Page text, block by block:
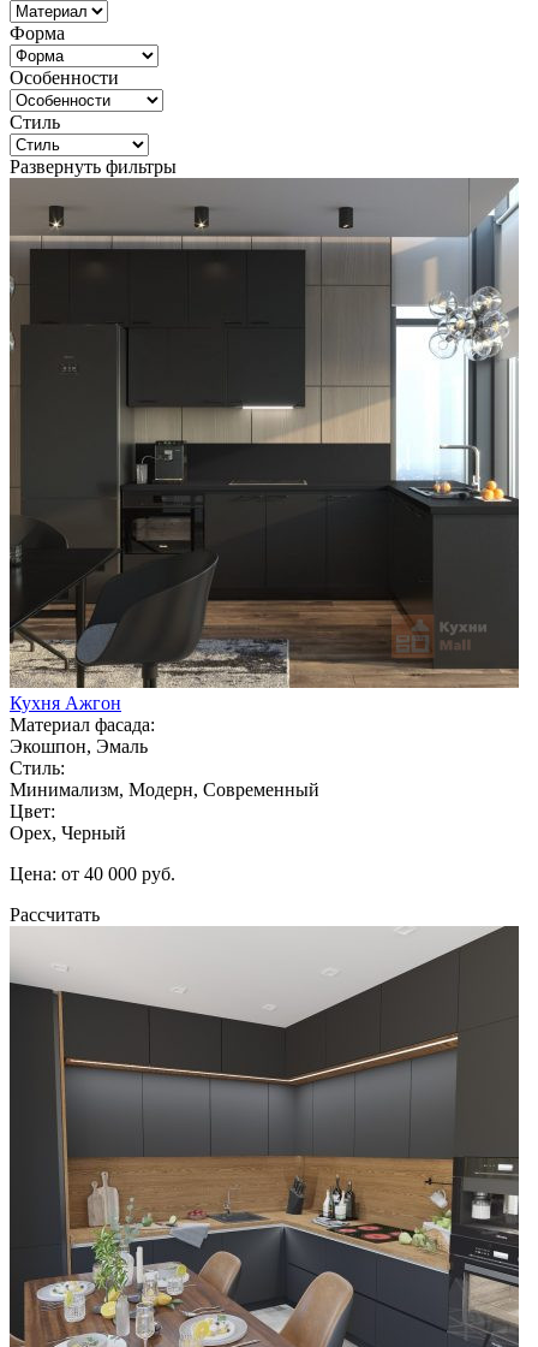
Форма
Особенности
Стиль
Развернуть фильтры
Кухня Ажгон
Материал фасада:
Экошпон, Эмаль
Стиль:
Минимализм, Модерн, Современный
Цвет:
Орех, Черный
Цена: от 40 000 руб.
Рассчитать